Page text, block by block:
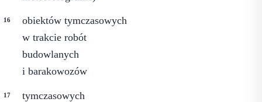
obiektów tymczasowych
w trakcie robót
budowlanych
i barakowozów
tymczasowych